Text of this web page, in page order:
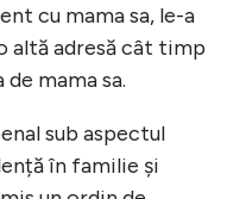
cu mama sa, le-a
altă adresă cât timp
mama sa.
sub aspectul
în familie şi